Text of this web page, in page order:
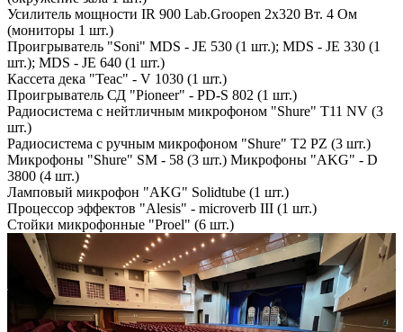
Усилитель мощности IR 900 Lab.Groopen 2x320 Вт. 4 Ом
(мониторы 1 шт.)
Проигрыватель "Soni" MDS - JE 530 (1 шт.); MDS - JE 330 (1
шт.); MDS - JE 640 (1 шт.)
Кассета дека "Теас" - V 1030 (1 шт.)
Проигрыватель СД "Pioneer" - PD-S 802 (1 шт.)
Радиосистема с нейтличным микрофоном "Shure" T11 NV (3
шт.)
Радиосистема с ручным микрофоном "Shure" T2 PZ (3 шт.)
Микрофоны "Shure" SM - 58 (3 шт.) Микрофоны "AKG" - D
3800 (4 шт.)
Ламповый микрофон "AKG" Solidtube (1 шт.)
Процессор эффектов "Alesis" - microverb III (1 шт.)
Стойки микрофонные "Proel" (6 шт.)